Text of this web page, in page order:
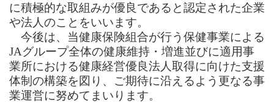
に積極的な取組みが優良であると認定された企業
や法人のことをいいます。
今後は、当健康保険組合が行う保健事業による
JAグループ全体の健康維持・増進並びに適用事
業所における健康経営優良法人取得に向けた支援
体制の構築を図り、ご期待に沿えるよう更なる事
業運営に努めてまいります。